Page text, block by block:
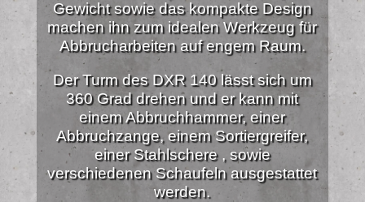
Gewicht sowie das kompakte Design
machen ihn zum idealen Werkzeug für
Abbrucharbeiten auf engem Raum.
Der Turm des DXR 140 lässt sich um
360 Grad drehen und er kann mit
einem Abbruchhammer, einer
Abbruchzange, einem Sortiergreifer,
einer Stahlschere , sowie
verschiedenen Schaufeln ausgestattet
werden.